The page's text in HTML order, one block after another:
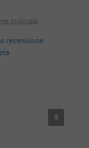
vista sulla
originale
recensione
9